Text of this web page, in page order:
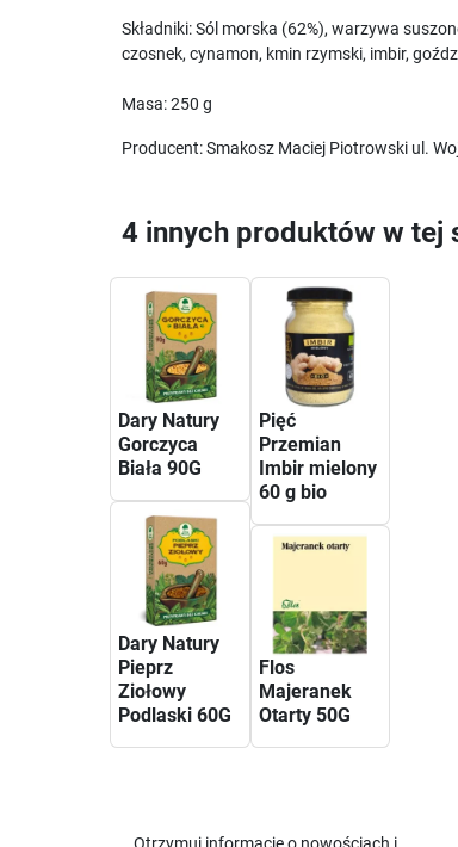
Składniki: Sól morska (62%), warzywa
czosnek, cynamon, kmin rzymski, imbir,
Masa: 250 g
Producent: Smakosz Maciej Piotrowski ul.
4 innych produktów w tej
Dary Natury
Gorczyca
Biała 90G
Dary Natury
Pieprz
Ziołowy
Podlaski 60G
Pięć
Przemian
Imbir mielony
60 g bio
Flos
Majeranek
Otarty 50G